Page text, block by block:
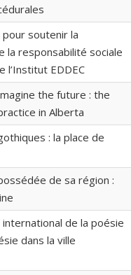
soutenir la
la responsabilité sociale
l’Institut EDDEC
the future : the
in Alberta
: la place de
de sa région :
de la poésie
dans la ville